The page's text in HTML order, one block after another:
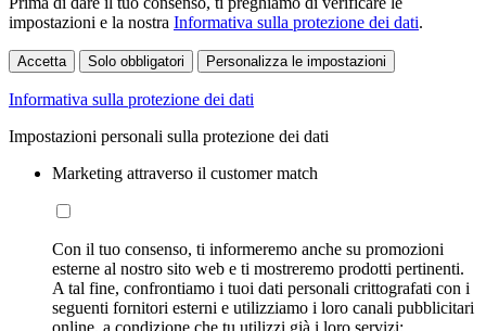
impostazioni e la nostra Informativa sulla protezione dei dati.
Accetta Solo obbligatori Personalizza le impostazioni
Informativa sulla protezione dei dati
Impostazioni personali sulla protezione dei dati
Marketing attraverso il customer match
Con il tuo consenso, ti informeremo anche su promozioni
esterne al nostro sito web e ti mostreremo prodotti pertinenti.
A tal fine, confrontiamo i tuoi dati personali crittografati con i
seguenti fornitori esterni e utilizziamo i loro canali pubblicitari